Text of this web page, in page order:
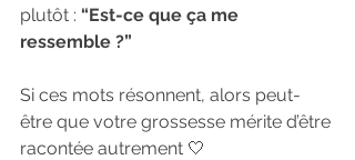
plutôt : “Est-ce que ça me
ressemble ?”
Si ces mots résonnent, alors peut-
être que votre grossesse mérite d’être
racontée autrement 🤍